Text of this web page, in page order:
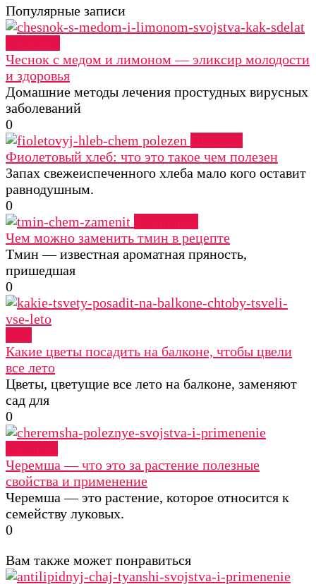
Популярные записи
Чеснок с медом и лимоном — эликсир молодости
и здоровья
Домашние методы лечения простудных вирусных
заболеваний
0
Фиолетовый хлеб: что это такое чем полезен
Запах свежеиспеченного хлеба мало кого оставит
равнодушным.
0
Чем можно заменить тмин в рецепте
Тмин — известная ароматная пряность,
пришедшая
0
Какие цветы посадить на балконе, чтобы цвели
все лето
Цветы, цветущие все лето на балконе, заменяют
сад для
0
Черемша — что это за растение полезные
свойства и применение
Черемша — это растение, которое относится к
семейству луковых.
0
Вам также может понравиться